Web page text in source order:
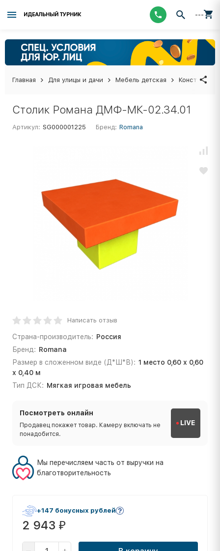
ИДЕАЛЬНЫЙ ТУРНИК ---
Главная Для улицы и дачи Мебель детская
Столик Романа ДМФ-МК-02.34.01
Артикул: SG000001225 Бренд: Romana
Написать отзыв
Страна-производитель: Россия
Бренд: Romana
Размер в сложенном виде (Д*Ш*В): 1 место 0,60 х 0,60
х 0,40 м
Тип ДСК: Мягкая игровая мебель
Посмотреть онлайн
Продавец покажет товар. Камеру включать не
понадобится.
LIVE
Мы перечисляем часть от выручки на
благотворительность
+147 бонусных рублей
2 943 ₽